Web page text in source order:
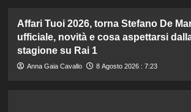
Affari Tuoi 2026, torna Stefano De
ufficiale, novità e cosa aspettarsi
stagione su Rai 1
Anna Gaia Cavallo 8 Agosto 2026 : 7:23